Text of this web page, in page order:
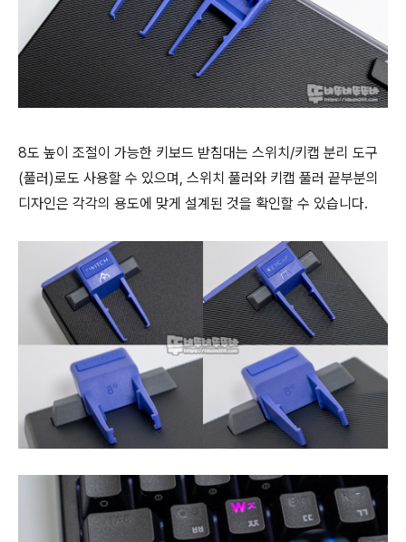
8도 높이 조절이 가능한 키보드 받침대는 스위치/키캡 분리 도구
(풀러)로도 사용할 수 있으며, 스위치 풀러와 키캡 풀러 끝부분의
디자인은 각각의 용도에 맞게 설계된 것을 확인할 수 있습니다.